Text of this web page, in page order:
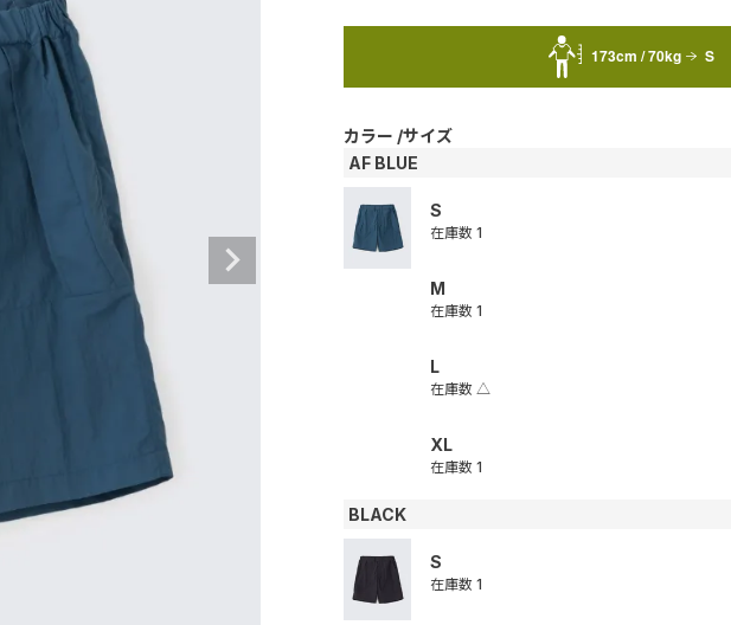
173cm / 70kg S
カラー サイズ
AF BLUE
S
在庫数 1
M
在庫数 1
L
在庫数 △
XL
在庫数 1
BLACK
S
在庫数 1